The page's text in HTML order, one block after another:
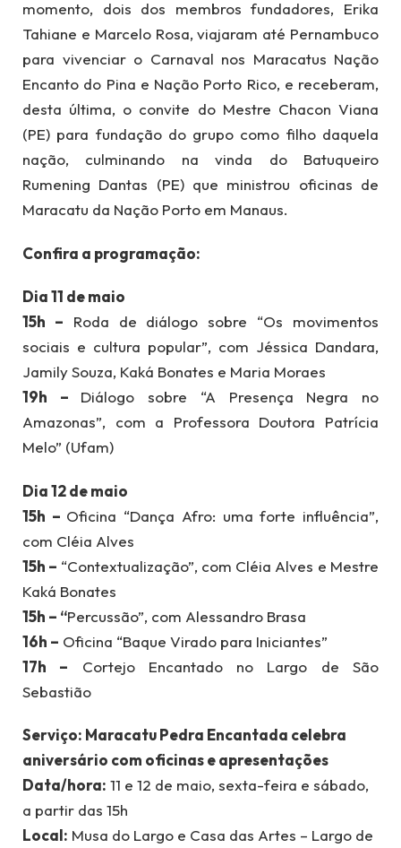
momento, dois dos membros fundadores, Erika
Tahiane e Marcelo Rosa, viajaram até Pernambuco
para vivenciar o Carnaval nos Maracatus Nação
Encanto do Pina e Nação Porto Rico, e receberam,
desta última, o convite do Mestre Chacon Viana
(PE) para fundação do grupo como filho daquela
nação, culminando na vinda do Batuqueiro
Rumening Dantas (PE) que ministrou oficinas de
Maracatu da Nação Porto em Manaus.
Confira a programação:
Dia 11 de maio
15h – Roda de diálogo sobre “Os movimentos
sociais e cultura popular”, com Jéssica Dandara,
Jamily Souza, Kaká Bonates e Maria Moraes
19h – Diálogo sobre “A Presença Negra no
Amazonas”, com a Professora Doutora Patrícia
Melo” (Ufam)
Dia 12 de maio
15h – Oficina “Dança Afro: uma forte influência”,
com Cléia Alves
15h – “Contextualização”, com Cléia Alves e Mestre
Kaká Bonates
15h – “Percussão”, com Alessandro Brasa
16h – Oficina “Baque Virado para Iniciantes”
17h – Cortejo Encantado no Largo de São
Sebastião
Serviço: Maracatu Pedra Encantada celebra
aniversário com oficinas e apresentações
Data/hora: 11 e 12 de maio, sexta-feira e sábado,
a partir das 15h
Local: Musa do Largo e Casa das Artes – Largo de